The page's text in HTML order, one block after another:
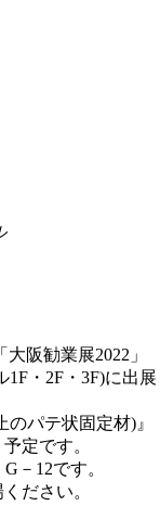
阪勧業展2022」
・2F・3F)に出展
パテ状固定材)』
定です。
12です。
ださい。